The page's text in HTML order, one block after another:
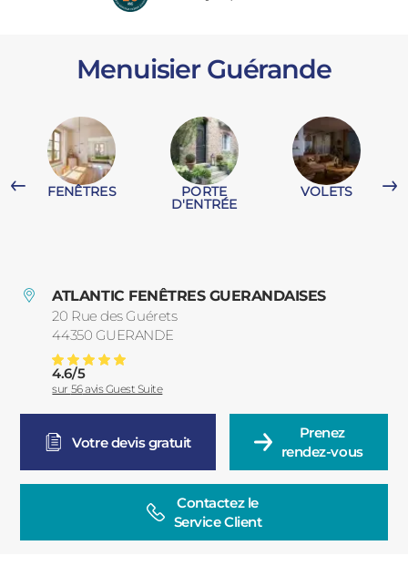
Menuisier Guérande
FENÊTRES PORTE
D'ENTRÉE
VOLETS
ATLANTIC FENÊTRES GUERANDAISES
20 Rue des Guérets
44350 GUERANDE
France
Menuiserie Guerande
Note moyenne :
4.6/5
sur 56avis Guest Suite
Votre devis gratuit
Prenez
rendez-vous
Contactez le
Service Client
PVC
ACIER
CARPORTS
CLÔTURES